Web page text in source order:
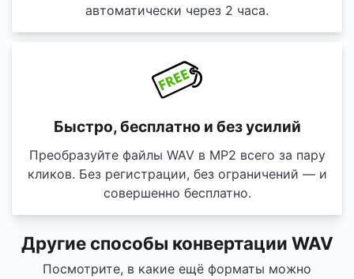
автоматически через 2 часа.
Быстро, бесплатно и без усилий
Преобразуйте файлы WAV в MP2 всего за пару
кликов. Без регистрации, без ограничений — и
совершенно бесплатно.
Другие способы конвертации WAV
Посмотрите, в какие ещё форматы можно